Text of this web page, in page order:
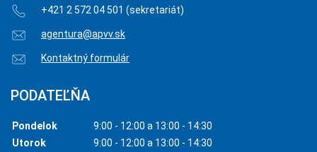
+421 2 572 04 501 (sekretariát)
agentura@apvv.sk
Kontaktný formulár
PODATEĽŇA
Pondelok
9:00 - 12:00 a 13:00 - 14:30
Utorok
9:00 - 12:00 a 13:00 - 14:30